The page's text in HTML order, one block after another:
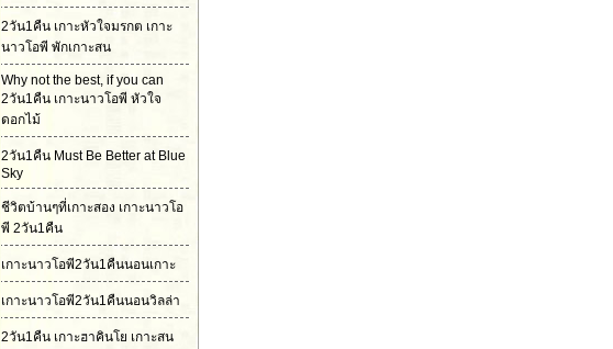
2วัน1คืน เกาะหัวใจมรกต เกาะ
นาวโอพี พักเกาะสน
Why not the best, if you can
2วัน1คืน เกาะนาวโอพี หัวใจ
ดอกไม้
2วัน1คืน Must Be Better at Blue
Sky
ชีวิตบ้านๆที่เกาะสอง เกาะนาวโอ
พี 2วัน1คืน
เกาะนาวโอพี2วัน1คืนนอนเกาะ
เกาะนาวโอพี2วัน1คืนนอนวิลล่า
2วัน1คืน เกาะฮาคินโย เกาะสน